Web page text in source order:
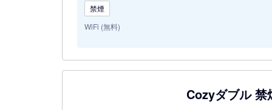
禁煙
WiFi (無料)
Cozyダブル 禁